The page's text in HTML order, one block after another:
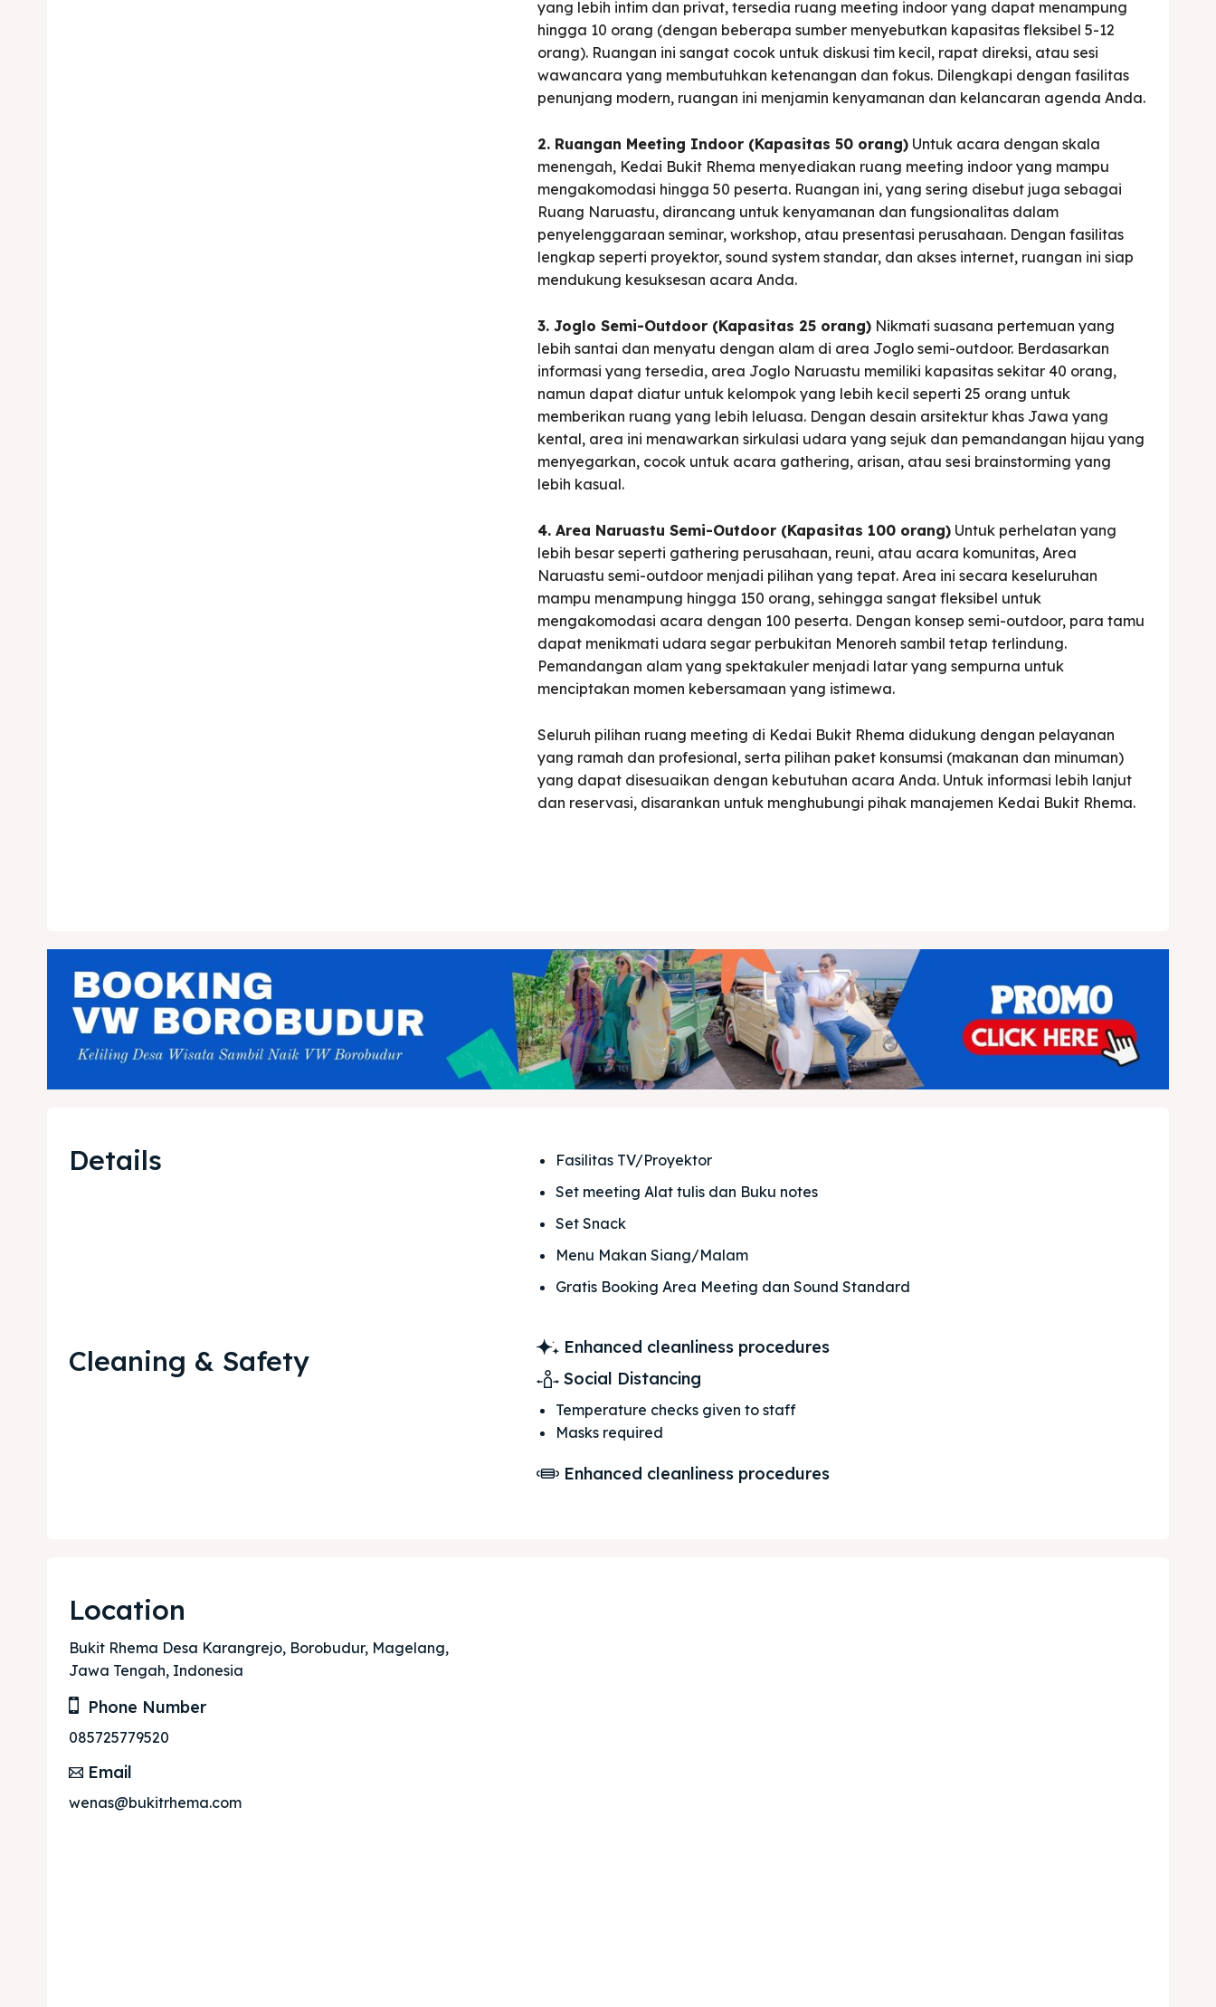
Explore our destinations
Tempat Makan Keluarga
Tempat Makan Rombongan
Cari
Explore our destinations
Tempat Makan Keluarga
Tempat Makan Rombongan
中文 Indonesia
Français Deutsch Nederlands
한국어 العربية
yang lebih intim dan privat, tersedia ruang meeting indoor yang dapat menampung
hingga 10 orang (dengan beberapa sumber menyebutkan kapasitas fleksibel 5-12
orang). Ruangan ini sangat cocok untuk diskusi tim kecil, rapat direksi, atau sesi
wawancara yang membutuhkan ketenangan dan fokus. Dilengkapi dengan fasilitas
penunjang modern, ruangan ini menjamin kenyamanan dan kelancaran agenda Anda.
2. Ruangan Meeting Indoor (Kapasitas 50 orang)Untuk acara dengan skala
menengah, Kedai Bukit Rhema menyediakan ruang meeting indoor yang mampu
mengakomodasi hingga 50 peserta. Ruangan ini, yang sering disebut juga sebagai
Ruang Naruastu, dirancang untuk kenyamanan dan fungsionalitas dalam
penyelenggaraan seminar, workshop, atau presentasi perusahaan. Dengan fasilitas
lengkap seperti proyektor, sound system standar, dan akses internet, ruangan ini siap
mendukung kesuksesan acara Anda.
3. Joglo Semi-Outdoor (Kapasitas 25 orang)Nikmati suasana pertemuan yang
lebih santai dan menyatu dengan alam di area Joglo semi-outdoor. Berdasarkan
informasi yang tersedia, area Joglo Naruastu memiliki kapasitas sekitar 40 orang,
namun dapat diatur untuk kelompok yang lebih kecil seperti 25 orang untuk
memberikan ruang yang lebih leluasa. Dengan desain arsitektur khas Jawa yang
kental, area ini menawarkan sirkulasi udara yang sejuk dan pemandangan hijau yang
menyegarkan, cocok untuk acara gathering, arisan, atau sesi brainstorming yang
lebih kasual.
4. Area Naruastu Semi-Outdoor (Kapasitas 100 orang)Untuk perhelatan yang
lebih besar seperti gathering perusahaan, reuni, atau acara komunitas, Area
Naruastu semi-outdoor menjadi pilihan yang tepat. Area ini secara keseluruhan
mampu menampung hingga 150 orang, sehingga sangat fleksibel untuk
mengakomodasi acara dengan 100 peserta. Dengan konsep semi-outdoor, para tamu
dapat menikmati udara segar perbukitan Menoreh sambil tetap terlindung.
Pemandangan alam yang spektakuler menjadi latar yang sempurna untuk
menciptakan momen kebersamaan yang istimewa.
Seluruh pilihan ruang meeting di Kedai Bukit Rhema didukung dengan pelayanan
yang ramah dan profesional, serta pilihan paket konsumsi (makanan dan minuman)
yang dapat disesuaikan dengan kebutuhan acara Anda. Untuk informasi lebih lanjut
dan reservasi, disarankan untuk menghubungi pihak manajemen Kedai Bukit Rhema.
Details
Fasilitas TV/Proyektor
Set meeting Alat tulis dan Buku notes
Set Snack
Menu Makan Siang/Malam
Gratis Booking Area Meeting dan Sound Standard
Cleaning & Safety
Enhanced cleanliness procedures
Social Distancing
Temperature checks given to staff
Masks required
Enhanced cleanliness procedures
Location
Bukit Rhema Desa Karangrejo, Borobudur, Magelang,
Jawa Tengah, Indonesia
Phone Number
085725779520
Email
wenas@bukitrhema.com